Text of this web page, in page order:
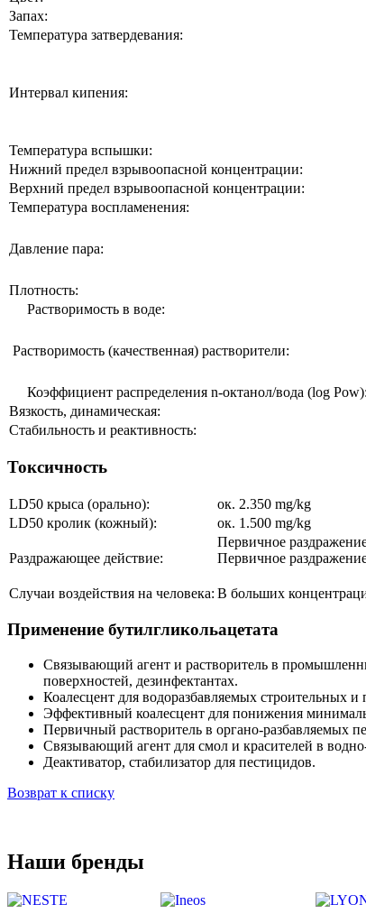
Запах:
Температура затвердевания:
Интервал кипения:
Температура вспышки:
Нижний предел взрывоопасной концентрации:
Верхний предел взрывоопасной концентрации:
Температура воспламенения:
Давление пара:
Плотность:
Растворимость в воде:
Растворимость (качественная) растворители:
Коэффициент распределения n-октанол/вода (log Pow):
Вязкость, динамическая:
Стабильность и реактивность:
Токсичность
LD50 крыса (орально):
ок. 2.350 mg/kg
LD50 кролик (кожный):
ок. 1.500 mg/kg
Раздражающее действие:
Первичное
Первичное
Случаи воздействия на человека: В больших
Применение бутилгликольацетата
Связывающий агент и растворитель в
поверхностей, дезинфектантах.
Коалесцент для водоразбавляемых строительных
Эффективный коалесцент для понижения
Первичный растворитель в органо-разбавляемых
Связывающий агент для смол и красителей в
Деактиватор, стабилизатор для пестицидов.
Возврат к списку
Наши бренды